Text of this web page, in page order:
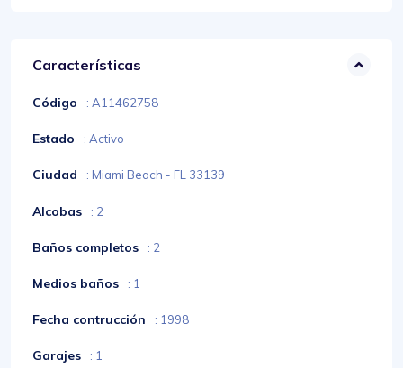
Características
Código : A11462758
Estado : Activo
Ciudad : Miami Beach - FL 33139
Alcobas : 2
Baños completos : 2
Medios baños : 1
Fecha contrucción : 1998
Garajes : 1